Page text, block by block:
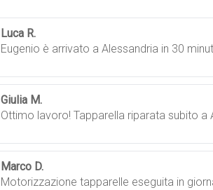
Luca R.
Eugenio è arrivato a Alessandria in 30
Giulia M.
Ottimo lavoro! Tapparella riparata subito
Marco D.
Motorizzazione tapparelle eseguita in